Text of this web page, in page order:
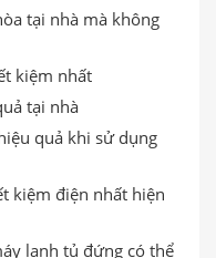
tại nhà mà không
kiệm nhất
tại nhà
quả khi sử dụng
kiệm điện nhất hiện
lạnh tủ đứng có thể